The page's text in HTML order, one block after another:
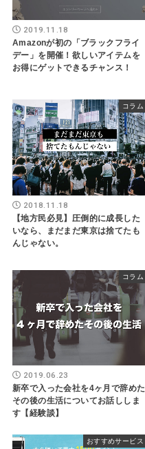
2019.11.18
Amazonが初の「ブラックフライ
デー」を開催！欲しいアイテムを
お得にゲットできるチャンス！
コラム
2018.11.18
【地方民必見】圧倒的に成長した
いなら、まだまだ東京は捨てたも
んじゃない。
コラム
2019.06.23
新卒で入った会社を4ヶ月で辞めた
その後の生活についてお話ししま
す【経験談】
おすすめサービス